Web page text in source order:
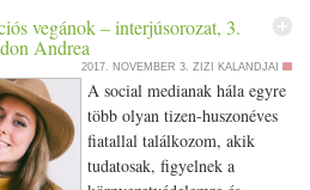
édességét igazítsuk az ízlésünkhöz. Ha
azt is a tortára öntjük. Elsimítjuk a
hagyjuk összedermedni.
mákkal a tetejét.
a családom számára. Általában
ami kókuszos, így a kókuszkocka
Hozzávalók piskóta Vegán
(tej- és tojásmentes)25 dkg teljes
vagy búzaliszt 25 dkg
vagy búzaliszt 18 dkg teljes
8 dkg kókuszzsír 1 csg. sütőpor
vegánok – interjúsorozat, 3.
Andrea
2017. NOVEMBER 3. ZIZI KALANDJAI
A social medianak hála egyre
több olyan tizen-huszonéves
fiatallal találkozom, akik
tudatosak, figyelnek a